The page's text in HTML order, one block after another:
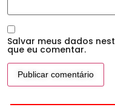
Salvar meus dados
que eu comentar.